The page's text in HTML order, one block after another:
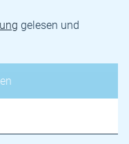
gelesen und